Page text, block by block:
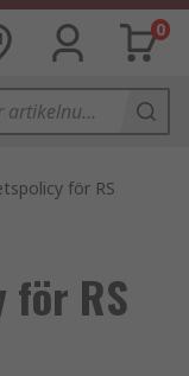
0
för RS
RS